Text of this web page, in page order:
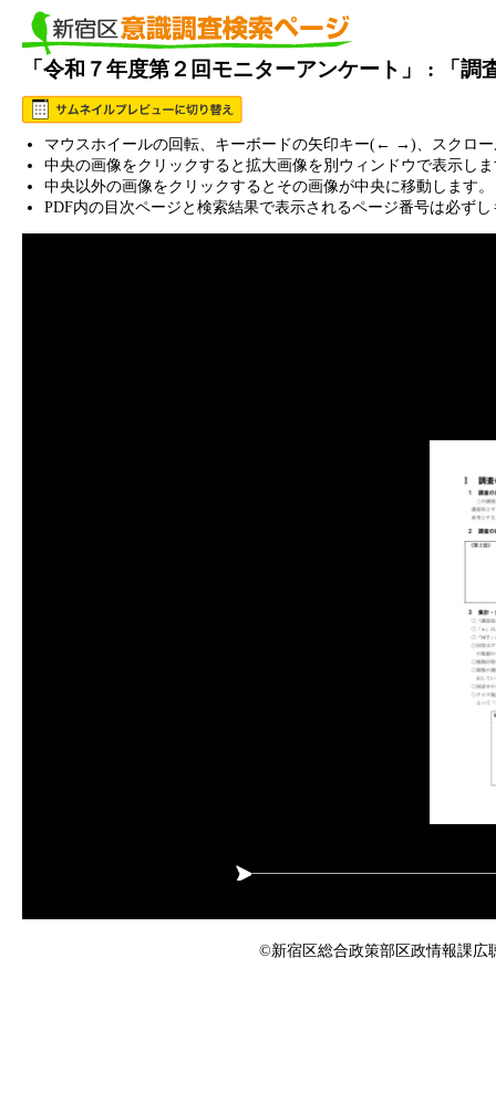
「令和７年度第２回モニターアンケート」 : 「
マウスホイールの回転、キーボードの矢印キー(← →)、スクロ
中央の画像をクリックすると拡大画像を別ウィンドウで表示し
中央以外の画像をクリックするとその画像が中央に移動します。
PDF内の目次ページと検索結果で表示されるページ番号は必ず
©新宿区総合政策部区政情報課広